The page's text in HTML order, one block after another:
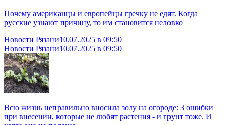
Почему американцы и европейцы гречку не едят. Когда
русские узнают причину, то им становится неловко
Новости Рязани10.07.2025 в 09:50
Новости Рязани10.07.2025 в 09:50
Всю жизнь неправильно вносила золу на огороде: 3 ошибки
при внесении, которые не любят растения - и грунт тоже. И